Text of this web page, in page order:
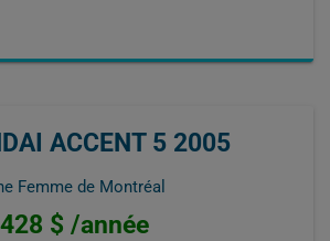
ACCENT 5 2005
Femme de Montréal
428 $ /année